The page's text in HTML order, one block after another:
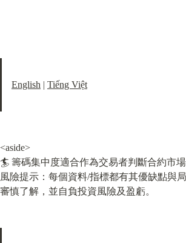
English | Tiếng Việt
<aside>
🏄 籌碼集中度適合作為交易者判斷合約市
風險提示：每個資料/指標都有其優缺點與
審慎了解，並自負投資風險及盈虧。